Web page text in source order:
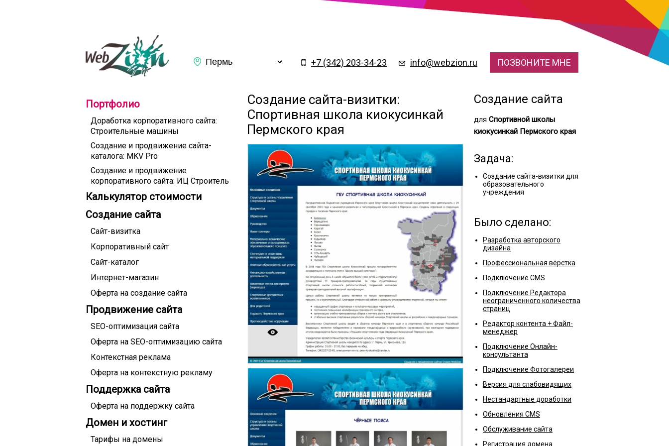
+7 (342) 203-34-23 info@webzion.ru ПОЗВОНИТЕ МНЕ
Портфолио
Доработка корпоративного сайта:
Строительные машины
Создание и продвижение сайта-
каталога: MKV Pro
Создание и продвижение
корпоративного сайта: ИЦ Строитель
Калькулятор стоимости
Создание сайта
Сайт-визитка
Корпоративный сайт
Сайт-каталог
Интернет-магазин
Оферта на создание сайта
Продвижение сайта
SEO-оптимизация сайта
Оферта на SEO-оптимизацию сайта
Контекстная реклама
Оферта на контекстную рекламу
Поддержка сайта
Оферта на поддержку сайта
Домен и хостинг
Тарифы на домены
Создание сайта-визитки:
Спортивная школа киокусинкай
Пермского края
Создание сайта
для Спортивной школы
киокусинкай Пермского края
Задача:
Создание сайта-визитки для
образовательного
учреждения
Было сделано:
Разработка авторского
дизайна
Профессиональная вёрстка
Подключение CMS
Подключение Редактора
неограниченного количества
страниц
Редактор контента + Файл-
менеджер
Подключение Онлайн-
консультанта
Подключение Фотогалереи
Версия для слабовидящих
Нестандартные доработки
Обновления CMS
Обслуживание сайта
Регистрация домена
Подтверждаю
ознакомление с
Политикой
конфиденциальности